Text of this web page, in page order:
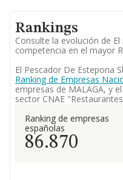
Rankings
Consulte la evolución de
competencia en el mayor
El Pescador De Estepona
Ranking de Empresas
empresas de MALAGA, y
sector CNAE
Ranking de empresas
españolas
86.870